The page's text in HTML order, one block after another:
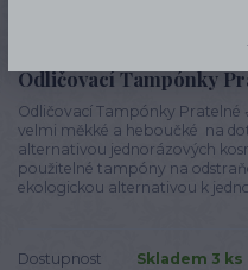
Odličovací Tampónky
Odličovací Tampónky Pratelné
velmi měkké a heboučké na
alternativou jednorázových
použitelné tampóny na
ekologickou alternativou k
Dostupnost Skladem 3 ks